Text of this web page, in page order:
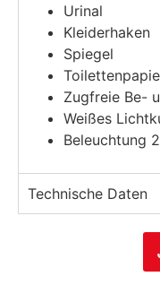
Urinal
Kleiderhaken
Spiegel
Zugfreie Be-
Weißes
Beleuchtung
Technische Daten